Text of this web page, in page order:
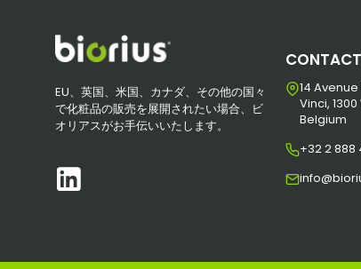
EU、英国、米国、カナダ、その他の国々
で化粧品の販売を展開されたい場合、ビ
オリアスがお手伝いいたします。
14
Vinci,
Belgium
+32 2 888